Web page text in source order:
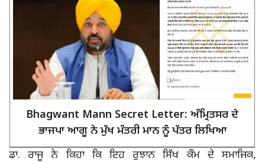
Bhagwant Mann Secret Letter: ਅੰਮ੍ਰਿਤਸਰ ਦੇ
ਭਾਜਪਾ ਆਗੂ ਨੇ ਮੁੱਖ ਮੰਤਰੀ ਮਾਨ ਨੂੰ ਪੱਤਰ ਲਿਖਿਆ
ਡਾ. ਰਾਜੂ ਨੇ ਕਿਹਾ ਕਿ ਇਹ ਰੁਝਾਨ ਸਿੱਖ ਕੌਮ ਦੇ ਸਮਾਜਿਕ,